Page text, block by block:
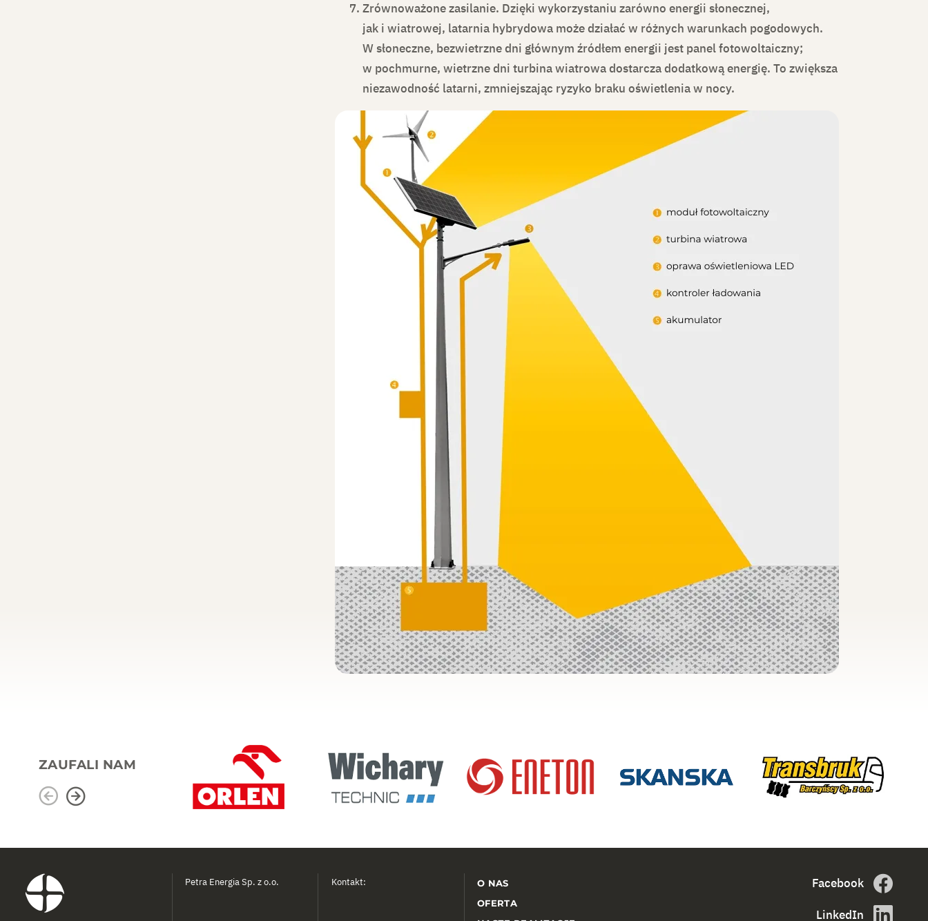
Zrównoważone zasilanie. Dzięki wykorzystaniu zarówno energii słonecznej,
jak i wiatrowej, latarnia hybrydowa może działać w różnych warunkach pogodowych.
W słoneczne, bezwietrzne dni głównym źródłem energii jest panel fotowoltaiczny;
w pochmurne, wietrzne dni turbina wiatrowa dostarcza dodatkową energię. To zwiększa
niezawodność latarni, zmniejszając ryzyko braku oświetlenia w nocy.
ZAUFALI NAM
Petra Energia Sp. z o.o. Kontakt:
O NAS
OFERTA
Facebook
LinkedIn